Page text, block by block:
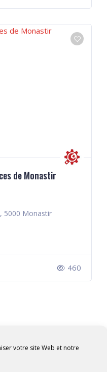
votre site Web et notre
de Monastir
5000 Monastir
460